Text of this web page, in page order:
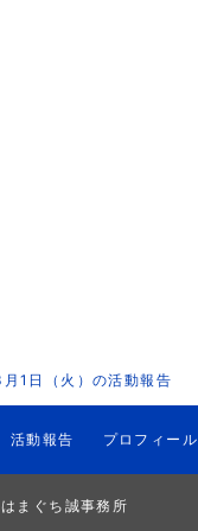
1日（火）の活動報告
活動報告 プロフィール
はまぐち誠事務所